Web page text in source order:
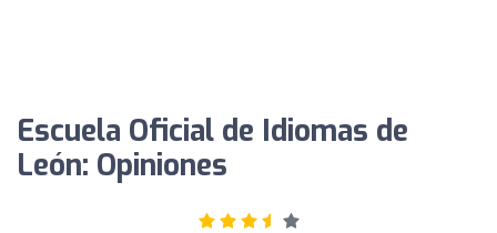
Escuela Oficial de Idiomas de
León: Opiniones